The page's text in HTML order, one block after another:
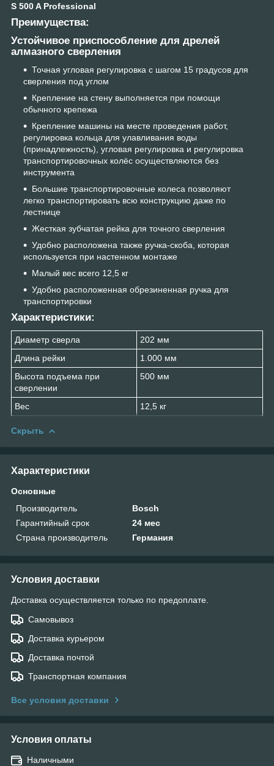
S 500 A Professional
Преимущества:
Устойчивое приспособление для дрелей
алмазного сверления
Точная угловая регулировка с шагом 15 градусов для
сверления под углом
Крепление на стену выполняется при помощи
обычного крепежа
Крепление машины на месте проведения работ,
регулировка кольца для улавливания воды
(принадлежность), угловая регулировка и регулировка
транспортировочных колёс осуществляются без
инструмента
Большие транспортировочные колеса позволяют
легко транспортировать всю конструкцию даже по
лестнице
Жесткая зубчатая рейка для точного сверления
Удобно расположена также ручка-скоба, которая
используется при настенном монтаже
Малый вес всего 12,5 кг
Удобно расположенная обрезиненная ручка для
транспортировки
Характеристики:
Диаметр сверла
202 мм
Длина рейки
1.000 мм
Высота подъема при
сверлении
500 мм
Вес 12,5 кг
Скрыть
Характеристики
Основные
Производитель
Bosch
Гарантийный срок
24 мес
Страна производитель
Германия
Условия доставки
Доставка осуществляется только по предоплате.
Самовывоз
Доставка курьером
Доставка почтой
Транспортная компания
Все условия доставки
Условия оплаты
Наличными